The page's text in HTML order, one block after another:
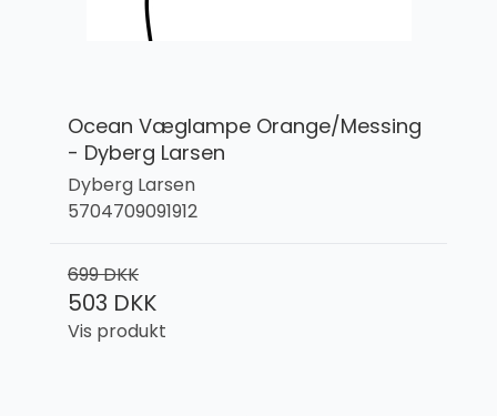
Ocean Væglampe Orange/Messing
- Dyberg Larsen
Dyberg Larsen
5704709091912
699 DKK
503 DKK
Vis produkt